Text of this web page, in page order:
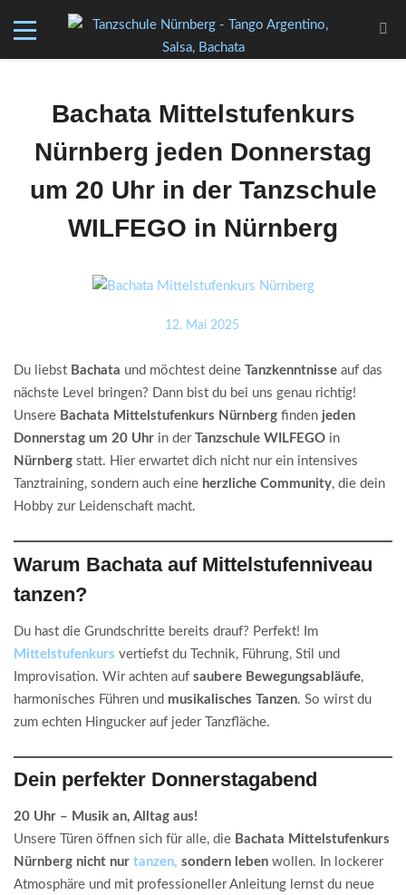
Bachata Mittelstufenkurs
Nürnberg jeden Donnerstag
um 20 Uhr in der Tanzschule
WILFEGO in Nürnberg
12. Mai 2025
Du liebst Bachata und möchtest deine Tanzkenntnisse auf das
nächste Level bringen? Dann bist du bei uns genau richtig!
Unsere Bachata Mittelstufenkurs Nürnberg finden jeden
Donnerstag um 20 Uhr in der Tanzschule WILFEGO in
Nürnberg statt. Hier erwartet dich nicht nur ein intensives
Tanztraining, sondern auch eine herzliche Community, die dein
Hobby zur Leidenschaft macht.
Warum Bachata auf Mittelstufenniveau
tanzen?
Du hast die Grundschritte bereits drauf? Perfekt! Im
Mittelstufenkurs vertiefst du Technik, Führung, Stil und
Improvisation. Wir achten auf saubere Bewegungsabläufe,
harmonisches Führen und musikalisches Tanzen. So wirst du
zum echten Hingucker auf jeder Tanzfläche.
Dein perfekter Donnerstagabend
20 Uhr – Musik an, Alltag aus!
Unsere Türen öffnen sich für alle, die Bachata Mittelstufenkurs
Nürnberg nicht nur tanzen, sondern leben wollen. In lockerer
Atmosphäre und mit professioneller Anleitung lernst du neue